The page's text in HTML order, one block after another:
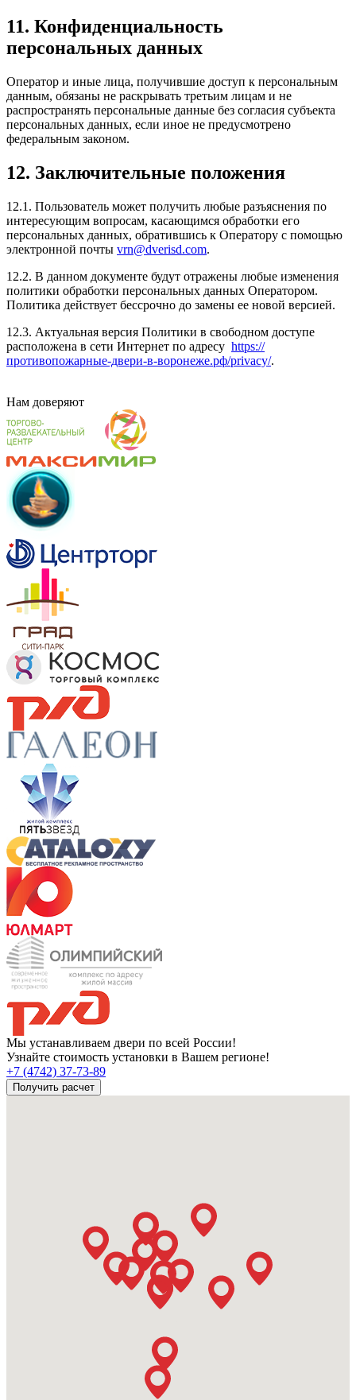
11. Конфиденциальность
персональных данных
Оператор и иные лица, получившие доступ к персональным
данным, обязаны не раскрывать третьим лицам и не
распространять персональные данные без согласия субъекта
персональных данных, если иное не предусмотрено
федеральным законом.
12. Заключительные положения
12.1. Пользователь может получить любые разъяснения по
интересующим вопросам, касающимся обработки его
персональных данных, обратившись к Оператору с помощью
электронной почты vrn@dverisd.com.
12.2. В данном документе будут отражены любые изменения
политики обработки персональных данных Оператором.
Политика действует бессрочно до замены ее новой версией.
12.3. Актуальная версия Политики в свободном доступе
расположена в сети Интернет по адресу https://
противопожарные-двери-в-воронеже.рф/privacy/.
Нам доверяют
Мы устанавливаем двери по всей России!
Узнайте стоимость установки в Вашем регионе!
+7 (4742) 37-73-89
Получить расчет